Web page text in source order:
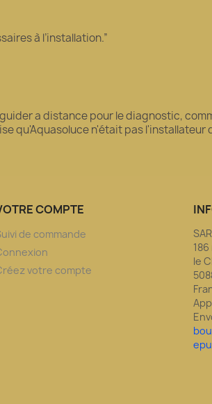
à l’installation.”
a distance pour le diagnostic,
qu'Aquasoluce n'était pas
COMPTE
de commande
votre compte
le